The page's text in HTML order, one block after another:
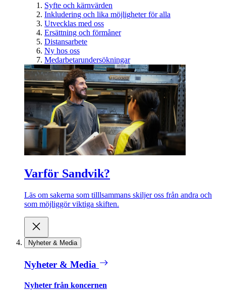
Syfte och kärnvärden
Inkludering och lika möjligheter för alla
Utvecklas med oss
Ersättning och förmåner
Distansarbete
Ny hos oss
Medarbetarundersökningar
Varför Sandvik?
Läs om sakerna som tilllsammans skiljer oss från andra och
som möjliggör viktiga skiften.
Nyheter & Media
Nyheter & Media
Nyheter från koncernen